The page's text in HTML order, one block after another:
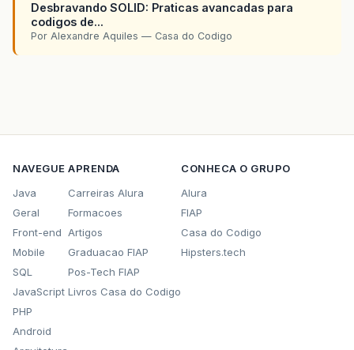
Desbravando SOLID: Praticas avancadas para
codigos de...
Por Alexandre Aquiles — Casa do Codigo
NAVEGUE
Java
Geral
Front-end
Mobile
SQL
JavaScript
PHP
Android
APRENDA
Carreiras Alura
Formacoes
Artigos
Graduacao FIAP
Pos-Tech FIAP
Livros Casa do Codigo
CONHECA O GRUPO
Alura
FIAP
Casa do Codigo
Hipsters.tech